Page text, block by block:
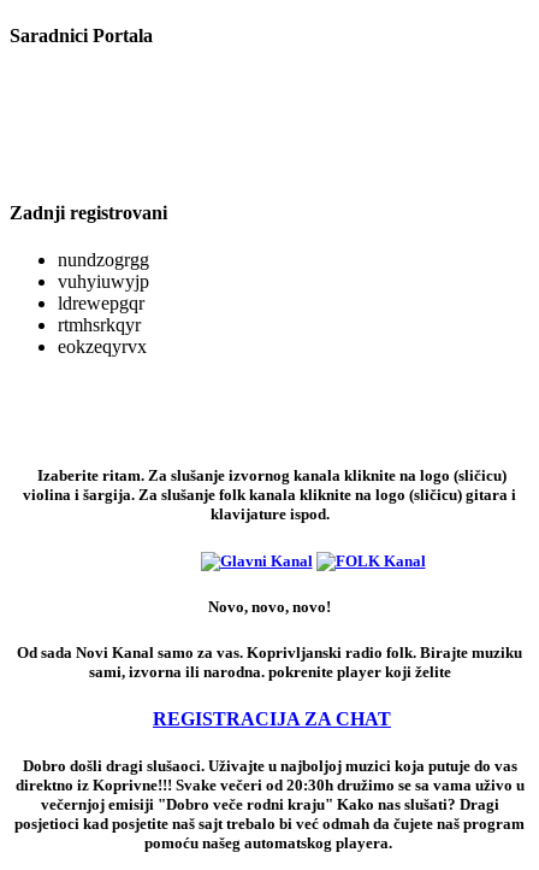
Saradnici Portala
Zadnji registrovani
nundzogrgg
vuhyiuwyjp
ldrewepgqr
rtmhsrkqyr
eokzeqyrvx
Izaberite ritam. Za slušanje izvornog kanala kliknite na logo (sličicu)
violina i šargija. Za slušanje folk kanala kliknite na logo (sličicu) gitara i
klavijature ispod.
Novo, novo, novo!
Od sada Novi Kanal samo za vas. Koprivljanski radio folk. Birajte muziku
sami, izvorna ili narodna. pokrenite player koji želite
REGISTRACIJA ZA CHAT
Dobro došli dragi slušaoci. Uživajte u najboljoj muzici koja putuje do vas
direktno iz Koprivne!!! Svake večeri od 20:30h družimo se sa vama uživo u
večernjoj emisiji "Dobro veče rodni kraju" Kako nas slušati? Dragi
posjetioci kad posjetite naš sajt trebalo bi već odmah da čujete naš program
pomoću našeg automatskog playera.